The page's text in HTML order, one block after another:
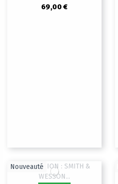
69,00 €
Nouveauté